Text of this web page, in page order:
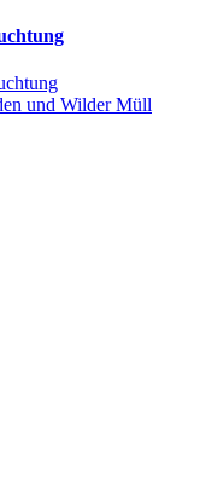
und Wilder Müll